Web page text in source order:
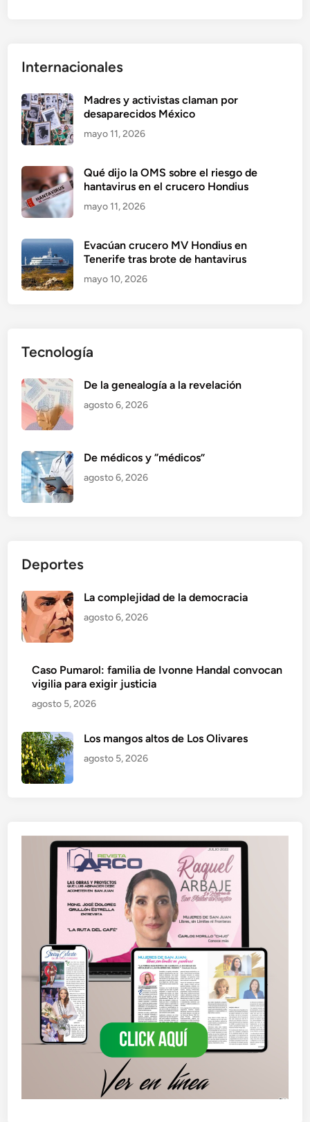
Internacionales
Madres y activistas claman por
desaparecidos México
mayo 11, 2026
Qué dijo la OMS sobre el riesgo de
hantavirus en el crucero Hondius
mayo 11, 2026
Evacúan crucero MV Hondius en
Tenerife tras brote de hantavirus
mayo 10, 2026
Tecnología
De la genealogía a la revelación
agosto 6, 2026
De médicos y “médicos”
agosto 6, 2026
Deportes
La complejidad de la democracia
agosto 6, 2026
Caso Pumarol: familia de Ivonne Handal convocan
vigilia para exigir justicia
agosto 5, 2026
Los mangos altos de Los Olivares
agosto 5, 2026